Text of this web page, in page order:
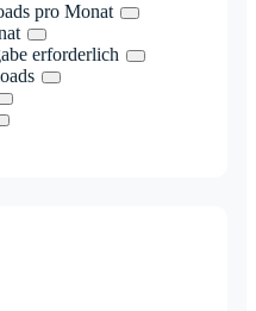
pro Monat
erforderlich